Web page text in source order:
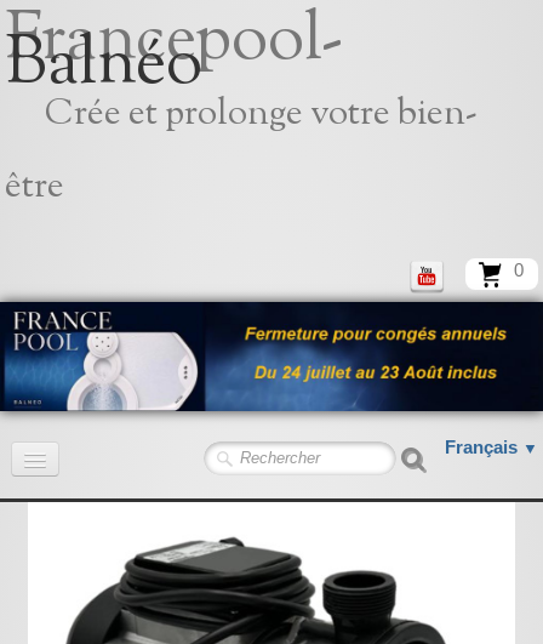
Francepool-
Balnéo
Crée et prolonge votre bien-
être
0
Français ▼
Accueil
Pièces détachées
Pompes Piscine